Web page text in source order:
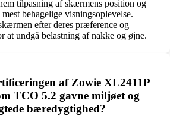
tilpasning af skærmens position og
behagelige visningsoplevelse.
efter deres præference og
at undgå belastning af nakke og øjne.
af Zowie XL2411P
TCO 5.2 gavne miljøet og
bæredygtighed?